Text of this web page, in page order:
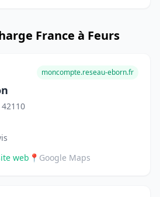
France à Feurs
moncompte.reseau-eborn.fr
web 📍 Google Maps